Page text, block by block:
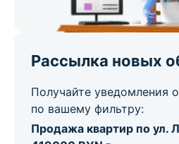
Рассылка новых
Получайте уведомления
по вашему фильтру:
Продажа квартир по ул.